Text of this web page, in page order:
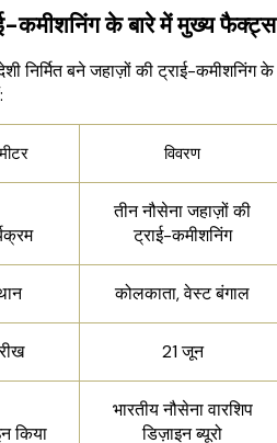
कमीशनिंग के बारे में मुख्य फैक्ट्स
निर्मित बने जहाज़ों की ट्राई-कमीशनिंग के
विवरण
तीन नौसेना जहाज़ों की
ट्राई-कमीशनिंग
कोलकाता, वेस्ट बंगाल
21 जून
किया
भारतीय नौसेना वारशिप
डिज़ाइन ब्यूरो